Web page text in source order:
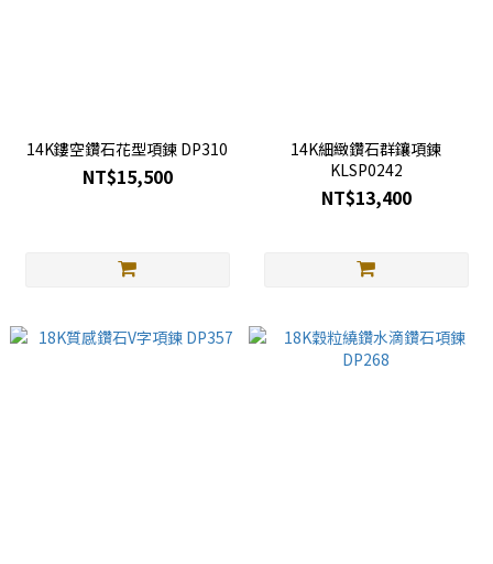
14K鏤空鑽石花型項鍊 DP310
NT$15,500
14K細緻鑽石群鑲項鍊
KLSP0242
NT$13,400